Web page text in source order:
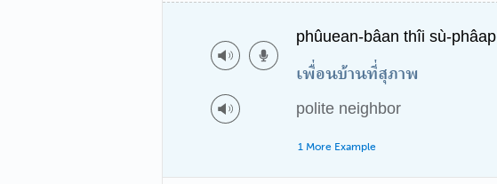
phûuean-bâan thîi sù-phâap
เพื่อนบ้านที่สุภาพ
polite neighbor
1 More Example